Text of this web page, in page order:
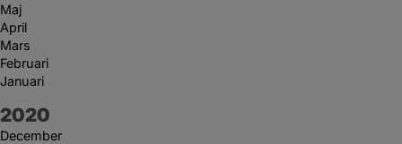
Maj
April
Mars
Februari
Januari
År:
2020
December